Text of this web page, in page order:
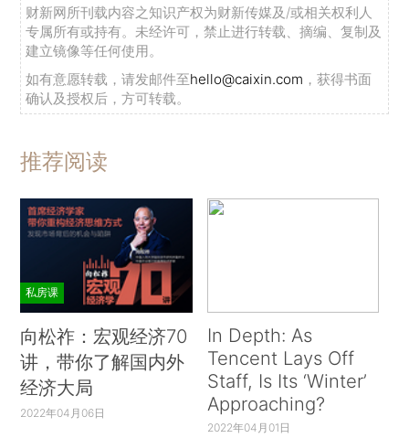
财新网所刊载内容之知识产权为财新传媒及/或相关权利人
专属所有或持有。未经许可，禁止进行转载、摘编、复制及
建立镜像等任何使用。
如有意愿转载，请发邮件至hello@caixin.com ，获得书面
确认及授权后，方可转载。
推荐阅读
私房课
向松祚：宏观经济70
讲，带你了解国内外
经济大局
2022年04月06日
In Depth: As
Tencent Lays Off
Staff, Is Its ‘Winter’
Approaching?
2022年04月01日